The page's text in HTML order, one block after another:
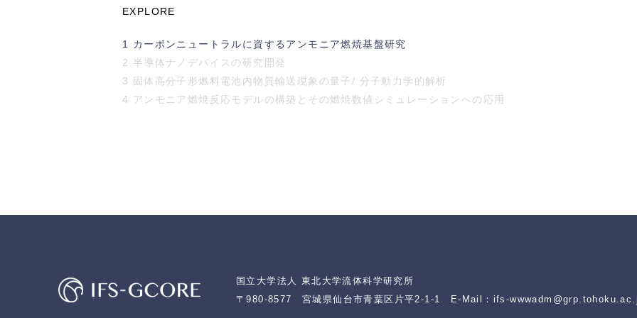
EXPLORE
1 カーボンニュートラルに資するアンモニア燃焼基盤研究
2 半導体ナノデバイスの研究開発
3 固体高分子形燃料電池内物質輸送現象の量子/ 分子動力学的解析
4 アンモニア燃焼反応モデルの構築とその燃焼数値シミュレーションへの応用
国立大学法人 東北大学流体科学研究所
〒980-8577 宮城県仙台市青葉区片平2-1-1
E-Mail：ifs-